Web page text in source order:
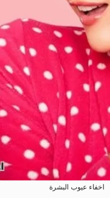
اخفاء عيوب البشرة